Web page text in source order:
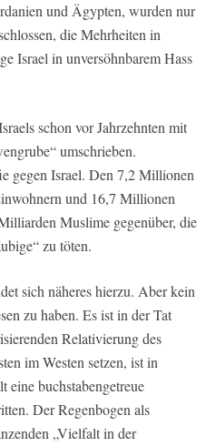
und Ägypten, wurden nur
die Mehrheiten in
Israel in unversöhnbarem Hass
schon vor Jahrzehnten mit
umschrieben.
gegen Israel. Den 7,2 Millionen
und 16,7 Millionen
Muslime gegenüber, die
zu töten.
sich näheres hierzu. Aber kein
zu haben. Es ist in der Tat
Relativierung des
im Westen setzen, ist in
eine buchstabengetreue
Der Regenbogen als
„Vielfalt in der